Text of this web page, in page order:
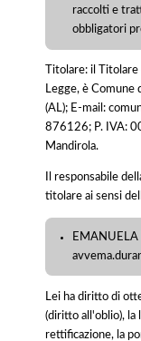
raccolti e
obbligatori
Titolare: il
Legge, è Comune
(AL); E-mail:
876126; P. IVA:
Mandirola.
Il responsabile
titolare ai sensi
EMANUELA
Lei ha diritto di
(diritto all'oblio), la
rettificazione, la